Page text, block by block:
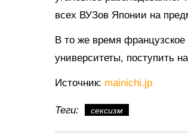
всех ВУЗов Японии на
В то же время
университеты, поступить
Источник: mainichi.jp
Теги: сексизм